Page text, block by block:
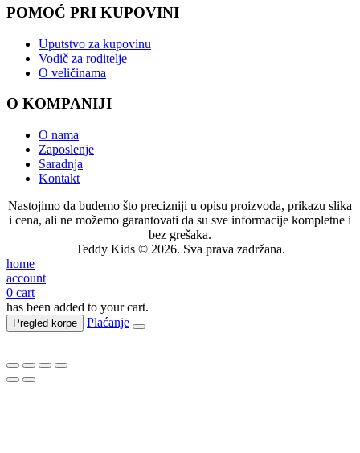
POMOĆ PRI KUPOVINI
Uputstvo za kupovinu
Vodič za roditelje
O veličinama
O KOMPANIJI
O nama
Zaposlenje
Saradnja
Kontakt
Nastojimo da budemo što precizniji u opisu proizvoda, prikazu slika
i cena, ali ne možemo garantovati da su sve informacije kompletne i
bez grešaka.
Teddy Kids © 2026. Sva prava zadržana.
home
account
0 cart
has been added to your cart.
Pregled korpe Plaćanje